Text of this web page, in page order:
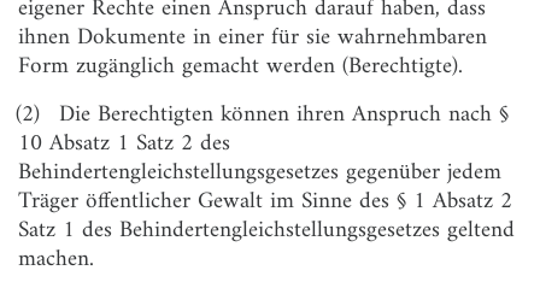
§ 4
Bekanntgabe
§ 6
Organisation und Kosten
eigener Rechte einen Anspruch darauf haben, dass
ihnen Dokumente in einer für sie wahrnehmbaren
Form zugänglich gemacht werden (Berechtigte).
(2) Die Berechtigten können ihren Anspruch nach §
10 Absatz 1 Satz 2 des
Behindertengleichstellungsgesetzes gegenüber jedem
Träger öffentlicher Gewalt im Sinne des § 1 Absatz 2
Satz 1 des Behindertengleichstellungsgesetzes geltend
machen.